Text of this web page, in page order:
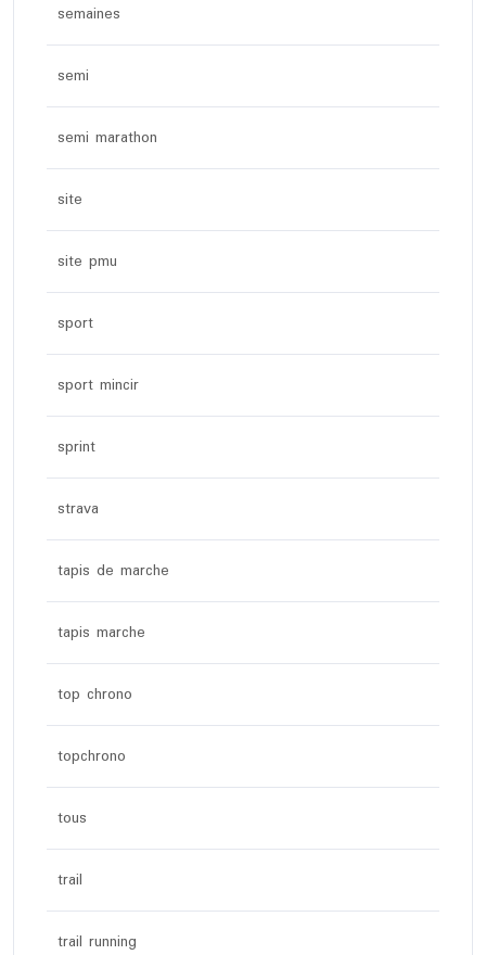
semaines
semi
semi marathon
site
site pmu
sport
sport mincir
sprint
strava
tapis de marche
tapis marche
top chrono
topchrono
tous
trail
trail running